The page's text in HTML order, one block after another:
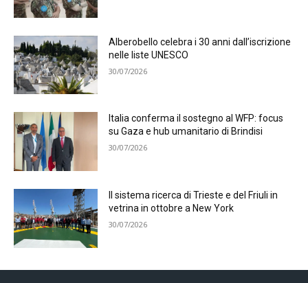
Alberobello celebra i 30 anni dall’iscrizione
nelle liste UNESCO
30/07/2026
Italia conferma il sostegno al WFP: focus
su Gaza e hub umanitario di Brindisi
30/07/2026
Il sistema ricerca di Trieste e del Friuli in
vetrina in ottobre a New York
30/07/2026